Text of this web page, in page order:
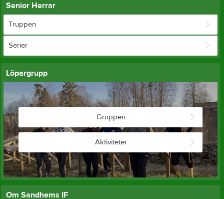
Senior Herrar
Truppen
Serier
Löpargrupp
Gruppen
Aktiviteter
Om Sandhems IF